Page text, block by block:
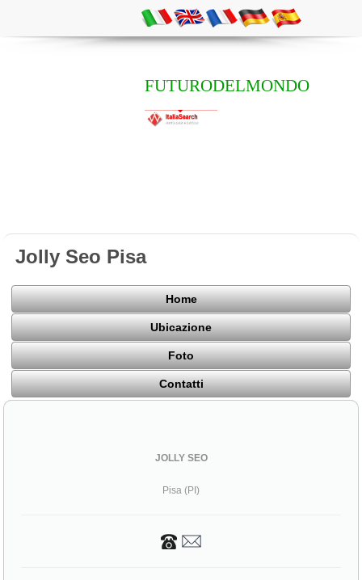
FUTURODELMONDO
Jolly Seo Pisa
Home
Ubicazione
Foto
Contatti
JOLLY SEO
Pisa (PI)